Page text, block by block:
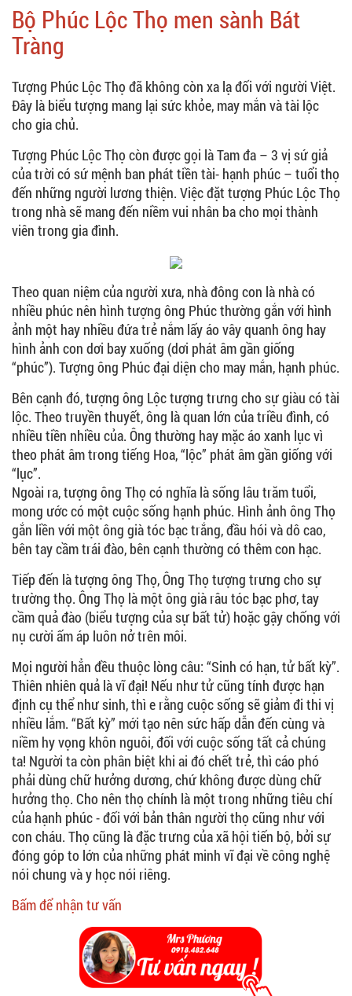
Bộ Phúc Lộc Thọ men sành Bát
Tràng
Tượng Phúc Lộc Thọ đã không còn xa lạ đối với người Việt.
Đây là biểu tượng mang lại sức khỏe, may mắn và tài lộc
cho gia chủ.
Tượng Phúc Lộc Thọ còn được gọi là Tam đa – 3 vị sứ giả
của trời có sứ mệnh ban phát tiền tài- hạnh phúc – tuổi thọ
đến những người lương thiện. Việc đặt tượng Phúc Lộc Thọ
trong nhà sẽ mang đến niềm vui nhân ba cho mọi thành
viên trong gia đình.
Theo quan niệm của người xưa, nhà đông con là nhà có
nhiều phúc nên hình tượng ông Phúc thường gắn với hình
ảnh một hay nhiều đứa trẻ nắm lấy áo vây quanh ông hay
hình ảnh con dơi bay xuống (dơi phát âm gần giống
“phúc”). Tượng ông Phúc đại diện cho may mắn, hạnh phúc.
Bên cạnh đó, tượng ông Lộc tượng trưng cho sự giàu có tài
lộc. Theo truyền thuyết, ông là quan lớn của triều đình, có
nhiều tiền nhiều của. Ông thường hay mặc áo xanh lục vì
theo phát âm trong tiếng Hoa, “lộc” phát âm gần giống với
“lục”.
Ngoài ra, tượng ông Thọ có nghĩa là sống lâu trăm tuổi,
mong ước có một cuộc sống hạnh phúc. Hình ảnh ông Thọ
gắn liền với một ông già tóc bạc trắng, đầu hói và dô cao,
bên tay cầm trái đào, bên cạnh thường có thêm con hạc.
Tiếp đến là tượng ông Thọ, Ông Thọ tượng trưng cho sự
trường thọ. Ông Thọ là một ông già râu tóc bạc phơ, tay
cầm quả đào (biểu tượng của sự bất tử) hoặc gậy chống với
nụ cười ấm áp luôn nở trên môi.
Mọi người hẳn đều thuộc lòng câu: “Sinh có hạn, tử bất kỳ”.
Thiên nhiên quả là vĩ đại! Nếu như tử cũng tính được hạn
định cụ thể như sinh, thì e rằng cuộc sống sẽ giảm đi thi vị
nhiều lắm. “Bất kỳ” mới tạo nên sức hấp dẫn đến cùng và
niềm hy vọng khôn nguôi, đối với cuộc sống tất cả chúng
ta! Người ta còn phân biệt khi ai đó chết trẻ, thì cáo phó
phải dùng chữ hưởng dương, chứ không được dùng chữ
hưởng thọ. Cho nên thọ chính là một trong những tiêu chí
của hạnh phúc - đối với bản thân người thọ cũng như với
con cháu. Thọ cũng là đặc trưng của xã hội tiến bộ, bởi sự
đóng góp to lớn của những phát minh vĩ đại về công nghệ
nói chung và y học nói riêng.
Bấm để nhận tư vấn